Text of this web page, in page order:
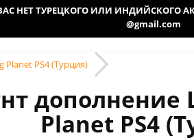
НЕТ ТУРЕЦКОГО ИЛИ ИНДИЙСКОГО
@gmail.com
Planet PS4 (Турция)
дополнение
Planet PS4